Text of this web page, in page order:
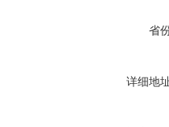
省
详细地